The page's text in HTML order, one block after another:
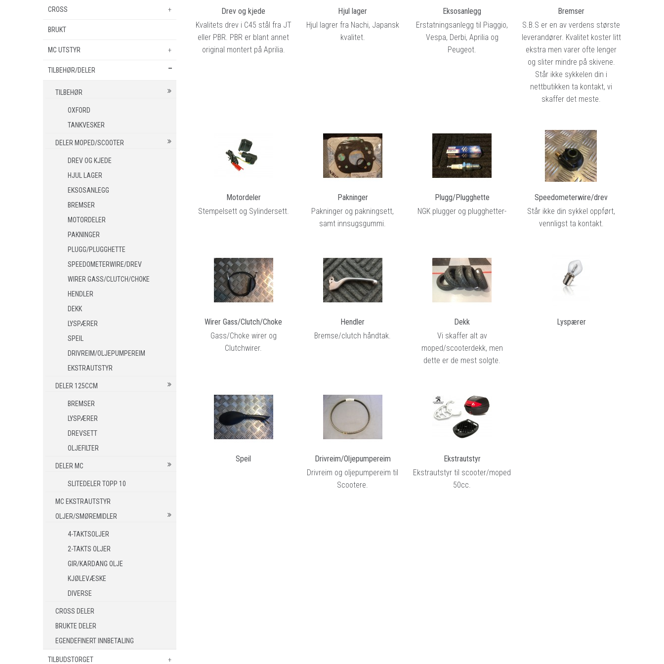
RYGGSKINNE
REGNTØY
PEUGEOT
EL. SPARKESYKKEL
CROSS
MINICROSS
BRUKT
MC UTSTYR
SHOEI HJELMER
VISIR
NOLAN HJELMER
VISIR
HJC HJELMER
VISIR
KLESPAKKER
MC BUKSER
MC JAKKER
MC STØVLER
CROSS BRILLER
CROSS HJELMER
REKVISITA
STØRRELSE GUIDE
TILBEHØR/DELER
TILBEHØR
OXFORD
TANKVESKER
DELER MOPED/SCOOTER
DREV OG KJEDE
HJUL LAGER
EKSOSANLEGG
BREMSER
MOTORDELER
PAKNINGER
PLUGG/PLUGGHETTE
SPEEDOMETERWIRE/DREV
WIRER GASS/CLUTCH/CHOKE
HENDLER
DEKK
LYSPÆRER
SPEIL
DRIVREIM/OLJEPUMPEREIM
EKSTRAUTSTYR
DELER 125CCM
BREMSER
LYSPÆRER
DREVSETT
OLJEFILTER
DELER MC
SLITEDELER TOPP 10
MC EKSTRAUTSTYR
OLJER/SMØREMIDLER
4-TAKTSOLJER
2-TAKTS OLJER
GIR/KARDANG OLJE
KJØLEVÆSKE
DIVERSE
CROSS DELER
BRUKTE DELER
EGENDEFINERT INNBETALING
TILBUDSTORGET
Drev og kjede
Kvalitets drev i C45 stål fra JT
eller PBR. PBR er blant annet
original montert på Aprilia.
Hjul lager
Hjul lagrer fra Nachi, Japansk
kvalitet.
Eksosanlegg
Erstatningsanlegg til Piaggio,
Vespa, Derbi, Aprilia og
Peugeot.
Bremser
S.B.S er en av verdens største
leverandører. Kvalitet koster litt
ekstra men varer ofte lenger
og sliter mindre på skivene.
Står ikke sykkelen din i
nettbutikken ta kontakt, vi
skaffer det meste.
Motordeler
Stempelsett og Sylindersett.
Pakninger
Pakninger og pakningsett,
samt innsugsgummi.
Plugg/Plugghette
NGK plugger og plugghetter-
Speedometerwire/drev
Står ikke din sykkel oppført,
vennligst ta kontakt.
Wirer Gass/Clutch/Choke
Gass/Choke wirer og
Clutchwirer.
Hendler
Bremse/clutch håndtak.
Dekk
Vi skaffer alt av
moped/scooterdekk, men
dette er de mest solgte.
Lyspærer
Speil
Drivreim/Oljepumpereim
Drivreim og oljepumpereim til
Scootere.
Ekstrautstyr
Ekstrautstyr til scooter/moped
50cc.